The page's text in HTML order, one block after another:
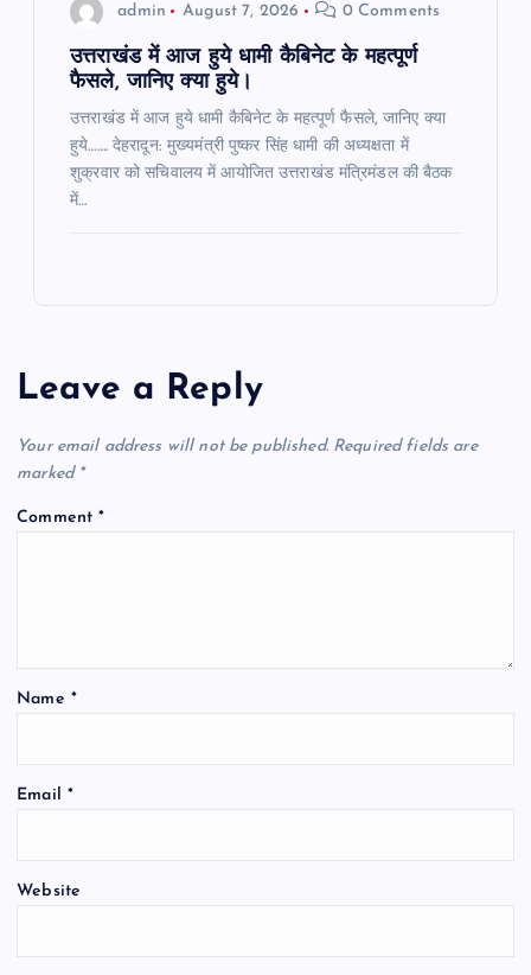
admin August 7, 2026 0 Comments
उत्तराखंड में आज हुये धामी कैबिनेट के महत्पूर्ण
फैसले, जानिए क्या हुये।
उत्तराखंड में आज हुये धामी कैबिनेट के महत्पूर्ण फैसले, जानिए क्या
हुये……. देहरादून: मुख्यमंत्री पुष्कर सिंह धामी की अध्यक्षता में
शुक्रवार को सचिवालय में आयोजित उत्तराखंड मंत्रिमंडल की बैठक
में…
Leave a Reply
Your email address will not be published. Required fields are
marked *
Comment*
Name *
Email *
Website